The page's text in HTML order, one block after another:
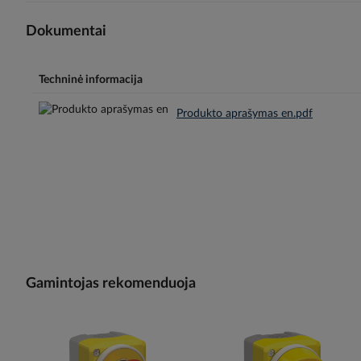
Dokumentai
Techninė informacija
Produkto aprašymas en.pdf
Gamintojas rekomenduoja